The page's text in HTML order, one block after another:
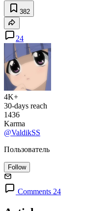
382
24
4K+
30-days reach
1436
Karma
@ValdikSS
Пользователь
Follow
Comments 24